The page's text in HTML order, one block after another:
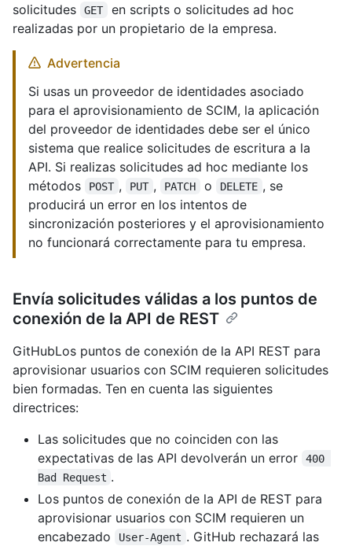
solicitudes
GET
en scripts o solicitudes ad hoc
realizadas por un propietario de la empresa.
Advertencia
Si usas un proveedor de identidades asociado
para el aprovisionamiento de SCIM, la aplicación
del proveedor de identidades debe ser el único
sistema que realice solicitudes de escritura a la
API. Si realizas solicitudes ad hoc mediante los
métodos
POST , PUT , PATCH o DELETE , se
producirá un error en los intentos de
sincronización posteriores y el aprovisionamiento
no funcionará correctamente para tu empresa.
Envía solicitudes válidas a los puntos de
conexión de la API de REST
GitHubLos puntos de conexión de la API REST para
aprovisionar usuarios con SCIM requieren solicitudes
bien formadas. Ten en cuenta las siguientes
directrices:
Las solicitudes que no coinciden con las
expectativas de las API devolverán un error
400
Bad Request .
Los puntos de conexión de la API de REST para
aprovisionar usuarios con SCIM requieren un
encabezado
User-Agent . GitHub rechazará las